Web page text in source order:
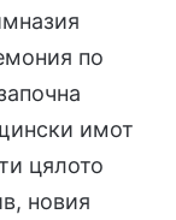
по
имот
цялото
новия